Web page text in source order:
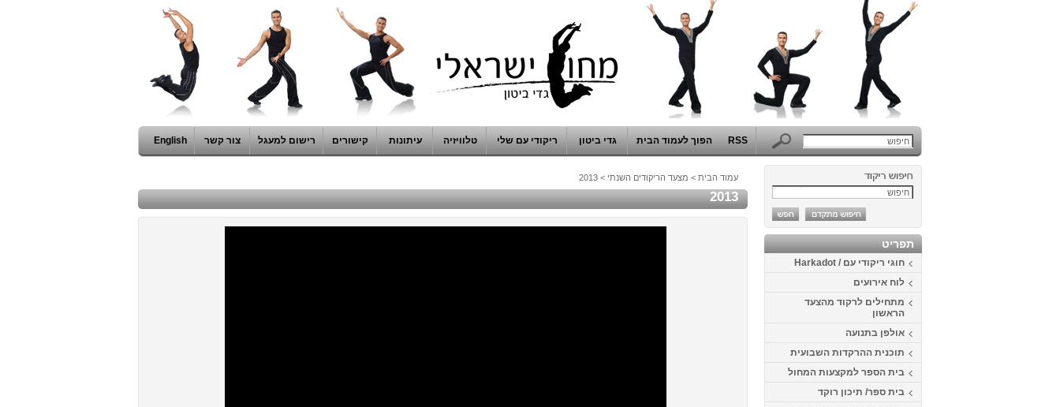
RSS הפוך לעמוד הבית גדי ביטון ריקודי עם שלי טלוויזיה עיתונות קישורים רישום למעגל צור קשר English
תפריט
חוגי ריקודי עם / Harkadot
לוח אירועים
מתחילים לרקוד מהצעד
הראשון
אולפן בתנועה
תוכנית ההרקדות השבועית
בית הספר למקצעות המחול
בית ספר/ תיכון רוקד
עמוד הבית > מצעד הריקודים השנתי >
2013
2013